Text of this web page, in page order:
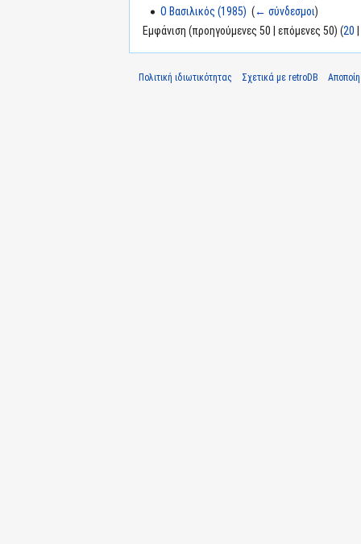
Ο Βασιλικός (1985) ‎(← σύνδεσμοι)
Εμφάνιση (προηγούμενες 50 | επόμενες 50) (20
Πολιτική ιδιωτικότητας Σχετικά με retroDB